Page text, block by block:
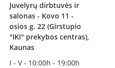
Juvelyrų dirbtuvės ir
salonas - Kovo 11 -
osios g. 22 (Girstupio
"IKI" prekybos centras),
Kaunas
I - V - 10:00h - 19:00h